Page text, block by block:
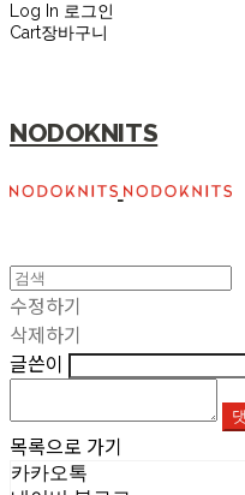
Log In 로그인
Cart장바구니
NODOKNITS
수정하기
삭제하기
글쓴이
목록으로 가기
카카오톡